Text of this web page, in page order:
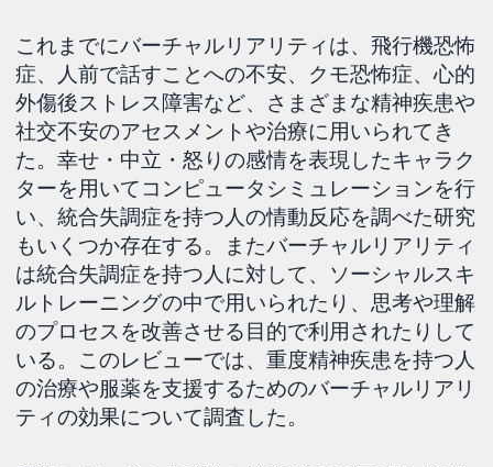
これまでにバーチャルリアリティは、飛行機恐怖
症、人前で話すことへの不安、クモ恐怖症、心的
外傷後ストレス障害など、さまざまな精神疾患や
社交不安のアセスメントや治療に用いられてき
た。幸せ・中立・怒りの感情を表現したキャラク
ターを用いてコンピュータシミュレーションを行
い、統合失調症を持つ人の情動反応を調べた研究
もいくつか存在する。またバーチャルリアリティ
は統合失調症を持つ人に対して、ソーシャルスキ
ルトレーニングの中で用いられたり、思考や理解
のプロセスを改善させる目的で利用されたりして
いる。このレビューでは、重度精神疾患を持つ人
の治療や服薬を支援するためのバーチャルリアリ
ティの効果について調査した。